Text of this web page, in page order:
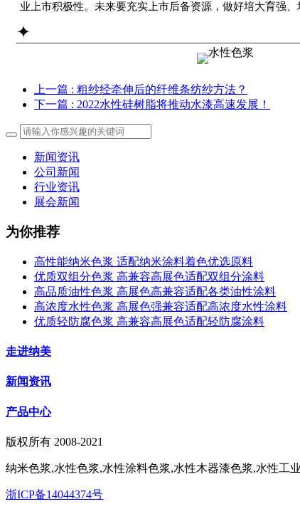
业上市积极性。未来要充实上市后备资源，做好培大育强
✦
上一篇 : 粗纱经牵伸后的纤维条纺纱方法？
下一篇 : 2022水性硅树脂将推动水漆高速发展！
新闻资讯
公司新闻
行业资讯
展会新闻
为你推荐
高性能纳米色浆 适配纳米涂料着色优选原料
优质双组分色浆 高兼容高展色适配双组分涂料
高品质油性色浆 高展色高兼容适配各类油性涂料
高浓度水性色浆 高展色强兼容适配高浓度水性涂料
优质轻防腐色浆 高兼容高展色适配轻防腐涂料
走进纳美
新闻资讯
产品中心
版权所有 2008-2021
纳米色浆,水性色浆,水性涂料色浆,水性木器漆色浆,水性工
浙ICP备14044374号